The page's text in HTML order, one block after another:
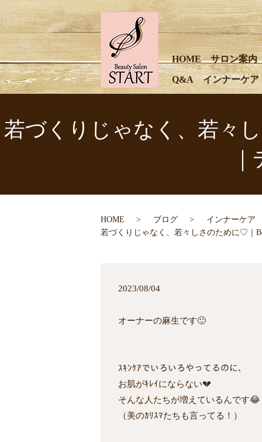
HOME サロン案内
Q&A インナーケア
若づくりじゃなく、若々
HOME ブログ
インナーケア
若づくりじゃなく、若々しさのために♡｜
2023/08/04
オーナーの麻生です🙂
ｽｷﾝｹｱでいろいろやってるのに、
お肌がｷﾚｲにならない💔
そんな人たちが増えているんです😂
（美のｶﾘｽﾏたちも言ってる！）